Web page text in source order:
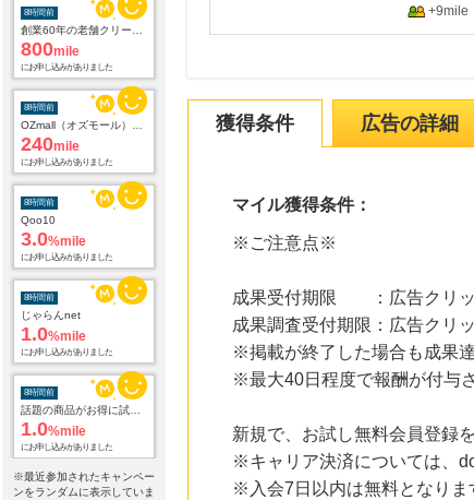
8時間前
240mile
8時間前
Qoo10
3.0%mile
8時間前
じゃらんnet
1.0%mile
8時間前
1.0%mile
8時間前
Yahoo!ショッピング
2.0%mile
※最近参加されたキャンペー
ンをランダムに表示していま
+9mile
獲得条件 広告の詳細
マイル獲得条件：
※ご注意点※
成果受付期限 ：広告クリッ
成果調査受付期限：広告クリ
※掲載が終了した場合も成果
※最大40日程度で報酬が付与
新規で、お試し無料会員登録
※キャリア決済については、
※入会7日以内は無料となりま